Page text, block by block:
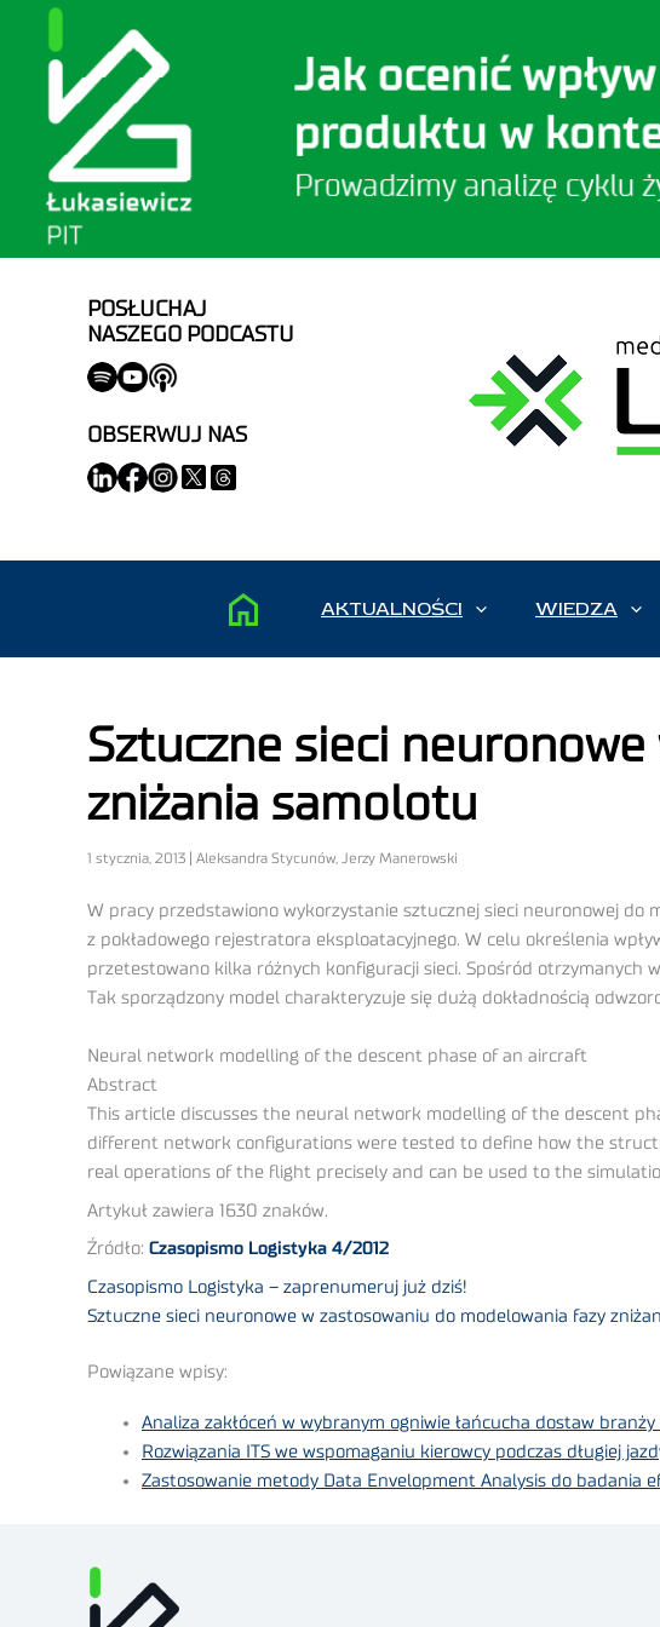
POSŁUCHAJ
NASZEGO PODCASTU
OBSERWUJ NAS
AKTUALNOŚCI WIEDZA
Sztuczne sieci
zniżania samolotu
1 stycznia, 2013 | Aleksandra Stycunów, Jerzy Manerowski
W pracy przedstawiono wykorzystanie sztucznej sieci neuronowej do
z pokładowego rejestratora eksploatacyjnego. W celu określenia
przetestowano kilka różnych konfiguracji sieci. Spośród otrzymanych
Tak sporządzony model charakteryzuje się dużą dokładnością
Neural network modelling of the descent phase of an aircraft
Abstract
This article discusses the neural network modelling of the descent
different network configurations were tested to define how the
real operations of the flight precisely and can be used to the
Artykuł zawiera 1630 znaków.
Źródło: Czasopismo Logistyka 4/2012
Czasopismo Logistyka – zaprenumeruj już dziś!
Sztuczne sieci neuronowe w zastosowaniu do modelowania fazy
Powiązane wpisy:
Analiza zakłóceń w wybranym ogniwie łańcucha dostaw
Rozwiązania ITS we wspomaganiu kierowcy podczas długiej
Zastosowanie metody Data Envelopment Analysis do badania